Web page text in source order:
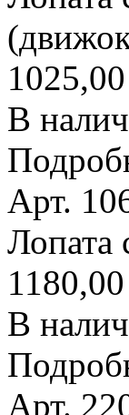
В
Арт.
Лопата
В
Арт.